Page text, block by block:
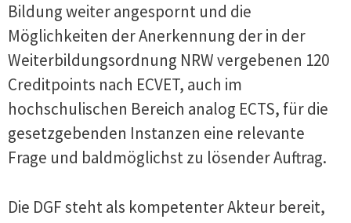
Bildung weiter angespornt und die
Möglichkeiten der Anerkennung der in der
Weiterbildungsordnung NRW vergebenen 120
Creditpoints nach ECVET, auch im
hochschulischen Bereich analog ECTS, für die
gesetzgebenden Instanzen eine relevante
Frage und baldmöglichst zu lösender Auftrag.
Die DGF steht als kompetenter Akteur bereit,